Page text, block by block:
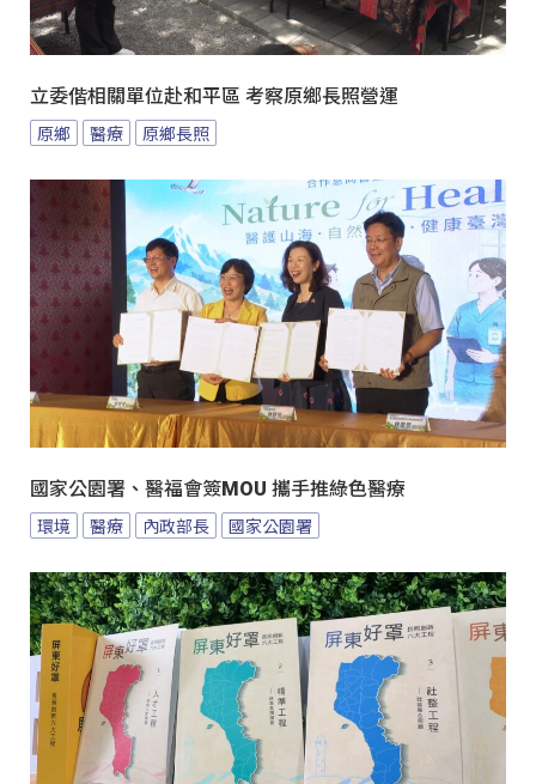
立委偕相關單位赴和平區 考察原鄉長照營運
原鄉 醫療 原鄉長照
國家公園署、醫福會簽MOU 攜手推綠色醫療
環境 醫療 內政部長 國家公園署